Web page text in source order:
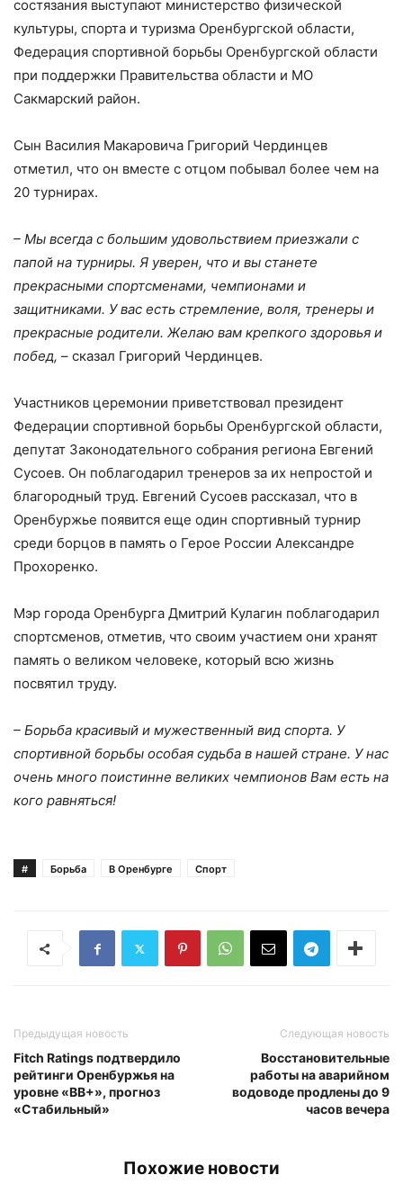
состязания выступают министерство физической
культуры, спорта и туризма Оренбургской области,
Федерация спортивной борьбы Оренбургской области
при поддержки Правительства области и МО
Сакмарский район.
Сын Василия Макаровича Григорий Чердинцев
отметил, что он вместе с отцом побывал более чем на
20 турнирах.
– Мы всегда с большим удовольствием приезжали с
папой на турниры. Я уверен, что и вы станете
прекрасными спортсменами, чемпионами и
защитниками. У вас есть стремление, воля, тренеры и
прекрасные родители. Желаю вам крепкого здоровья и
побед, – сказал Григорий Чердинцев.
Участников церемонии приветствовал президент
Федерации спортивной борьбы Оренбургской области,
депутат Законодательного собрания региона Евгений
Сусоев. Он поблагодарил тренеров за их непростой и
благородный труд. Евгений Сусоев рассказал, что в
Оренбуржье появится еще один спортивный турнир
среди борцов в память о Герое России Александре
Прохоренко.
Мэр города Оренбурга Дмитрий Кулагин поблагодарил
спортсменов, отметив, что своим участием они хранят
память о великом человеке, который всю жизнь
посвятил труду.
– Борьба красивый и мужественный вид спорта. У
спортивной борьбы особая судьба в нашей стране. У нас
очень много поистинне великих чемпионов Вам есть на
кого равняться!
# Борьба В Оренбурге Спорт
Предыдущая новость
Fitch Ratings подтвердило
рейтинги Оренбуржья на
уровне «BB+», прогноз
«Стабильный»
Следующая новость
Восстановительные
работы на аварийном
водоводе продлены до 9
часов вечера
Похожие новости